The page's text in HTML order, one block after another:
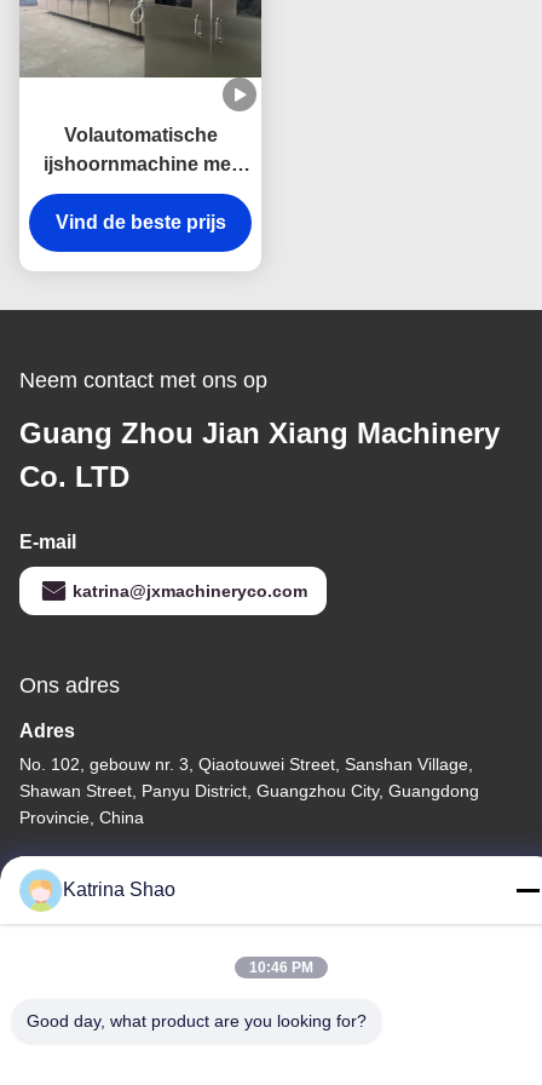
Volautomatische
ijshoornmachine met
elektrische accessoires
van Schneider 2500
stks/u
Vind de beste prijs
Neem contact met ons op
Guang Zhou Jian Xiang Machinery
Co. LTD
E-mail
katrina@jxmachineryco.com
Ons adres
Adres
No. 102, gebouw nr. 3, Qiaotouwei Street, Sanshan Village,
Shawan Street, Panyu District, Guangzhou City, Guangdong
Provincie, China
Telefoon
86--15913188664
Katrina Shao
10:46 PM
Good day, what product are you looking for?